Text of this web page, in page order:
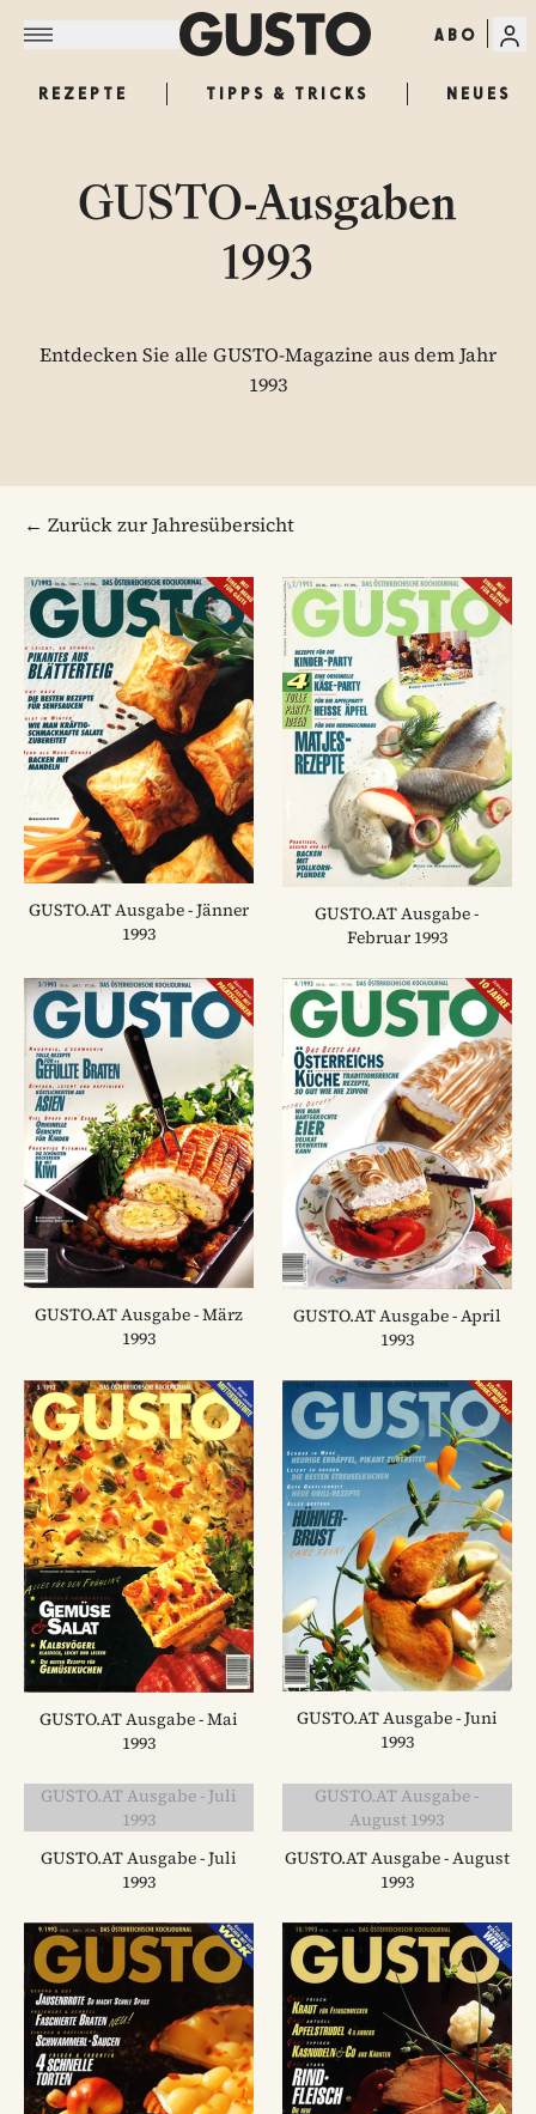
ABO
REZEPTE TIPPS & TRICKS NEUES
GUSTO-Ausgaben
1993
Entdecken Sie alle GUSTO-Magazine aus dem Jahr
1993
← Zurück zur Jahresübersicht
GUSTO.AT Ausgabe - Jänner
1993
GUSTO.AT Ausgabe -
Februar 1993
GUSTO.AT Ausgabe - März
1993
GUSTO.AT Ausgabe - April
1993
GUSTO.AT Ausgabe - Mai
1993
GUSTO.AT Ausgabe - Juni
1993
GUSTO.AT Ausgabe - Juli
1993
GUSTO.AT Ausgabe - Juli
1993
GUSTO.AT Ausgabe -
August 1993
GUSTO.AT Ausgabe - August
1993